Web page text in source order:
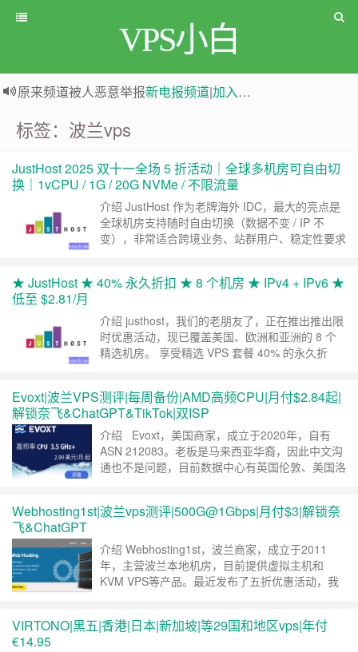
VPS小白
原来频道被人恶意举报新电报频道|加入电报群
标签：波兰vps
JustHost 2025 双十一全场 5 折活动｜全球多机房可自由切
换｜1vCPU / 1G / 20G NVMe / 不限流量
介绍 JustHost 作为老牌海外 IDC，最大的亮点是
全球机房支持随时自由切换（数据不变 / IP 不
变），非常适合跨境业务、站群用户、稳定性要求
同价（Recurring）。可选机房包含美国、欧洲、
本……继续阅读 »
★ JustHost ★ 40% 永久折扣 ★ 8 个机房 ★ IPv4 + IPv6 ★
低至 $2.81/月
介绍 justhost，我们的老朋友了，正在推出推出限
时优惠活动，现已覆盖美国、欧洲和亚洲的 8 个
精选机房。 享受精选 VPS 套餐 40% 的永久折
just.hosting（镜像站）国内可访问（单独站点）
套餐详情 促销机房： * ……
Evoxt|波兰VPS测评|每周备份|AMD高频CPU|月付$2.84起|
解锁奈飞&ChatGPT&TikTok|双ISP
介绍 Evoxt，美国商家，成立于2020年，自有
ASN 212083。老板是马来西亚华裔，因此中文沟
通也不是问题，目前数据中心有英国伦敦、美国洛
们来看下。 之前我们测试了他家的几个机器：
…… 继续阅读 »
Webhosting1st|波兰vps测评|500G@1Gbps|月付$3|解锁奈
飞&ChatGPT
介绍 Webhosting1st，波兰商家，成立于2011
年，主营波兰本地机房，目前提供虚拟主机和
KVM VPS等产品。最近发布了五折优惠活动，我
电信联通直连，移动绕美。 买 Webhosting1st
VIRTONO|黑五|香港|日本|新加坡|等29国和地区vps|年付
€14.95